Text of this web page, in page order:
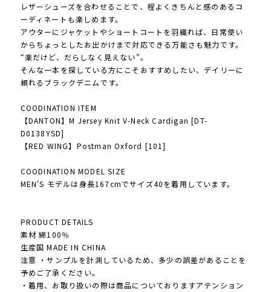
レザーシューズを合わせることで、程よくきちんと感のあるコ
ーディネートも楽しめます。
アウターにジャケットやショートコートを羽織れば、日常使い
からちょっとしたお出かけまで対応できる万能さも魅力です。
“楽だけど、だらしなく見えない”。
そんな一本を探している方にこそおすすめしたい、デイリーに
頼れるブラックデニムです。
COODINATION ITEM
【DANTON】M Jersey Knit V-Neck Cardigan [DT-
D0138YSD]
【RED WING】Postman Oxford [101]
COODINATION MODEL SIZE
MEN'S モデルは身長167cmでサイズ40を着用しています。
PRODUCT DETAILS
素材 綿100％
生産国 MADE IN CHINA
注意 ・サンプルを計測しているため、多少の誤差があることを
予めご了承ください。
・着用、お取り扱いの際は商品についておりますアテンション